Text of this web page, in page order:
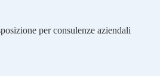
per consulenze aziendali